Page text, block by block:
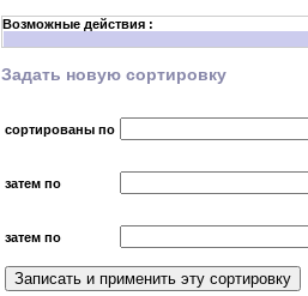
Возможные действия :
Задать новую сортировку
сортированы по
затем по
затем по